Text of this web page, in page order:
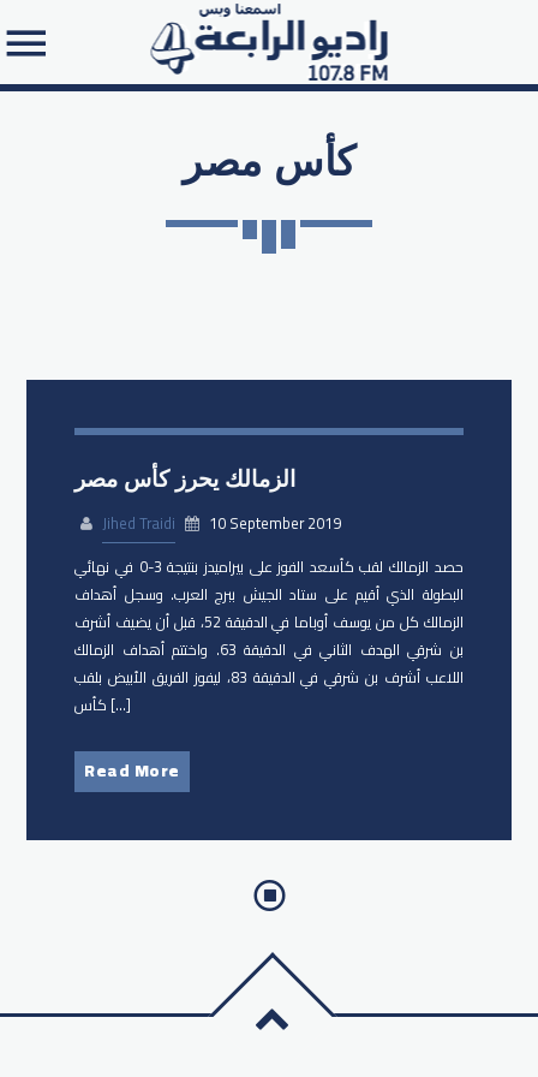
كأس مصر
الزمالك يحرز كأس مصر
Jihed Traidi
10 September 2019
حصد الزمالك لقب كأسعد الفوز على بيراميدز بنتيجة 3-0 في نهائي
البطولة الذي أقيم على ستاد الجيش ببرج العرب. وسجل أهداف
الزمالك كل من يوسف أوباما في الدقيقة 52، قبل أن يضيف أشرف
بن شرقي الهدف الثاني في الدقيقة 63. واختتم أهداف الزمالك
اللاعب أشرف بن شرقي في الدقيقة 83، ليفوز الفريق الأبيض بلقب
كأس […]
Read More